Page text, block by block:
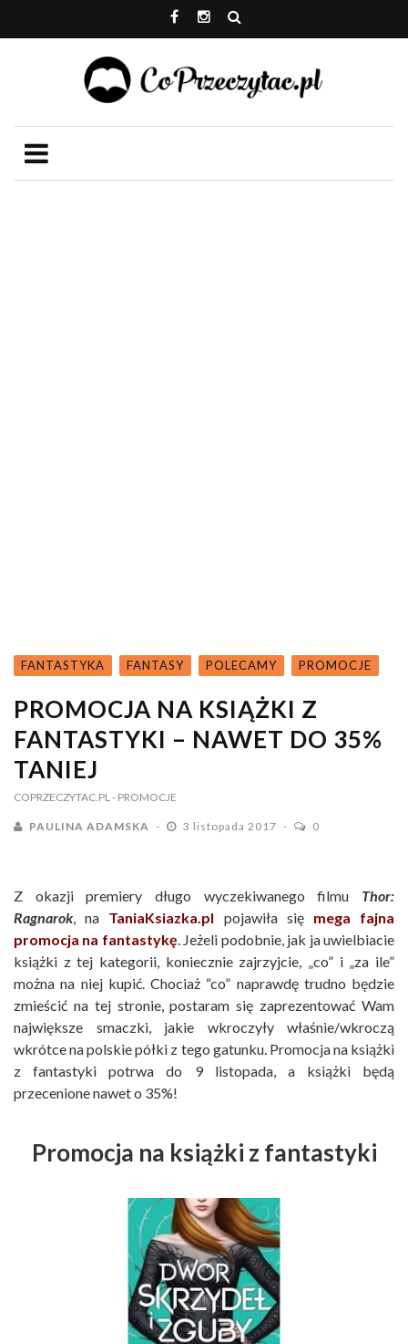
FANTASTYKA FANTASY POLECAMY PROMOCJE
PROMOCJA NA KSIĄŻKI Z
FANTASTYKI – NAWET DO 35%
TANIEJ
COPRZECZYTAC.PL - PROMOCJE
PAULINA ADAMSKA 3 listopada 2017 0
Z okazji premiery długo wyczekiwanego filmu Thor:
Ragnarok, na TaniaKsiazka.pl pojawiła się mega fajna
promocja na fantastykę. Jeżeli podobnie, jak ja uwielbiacie
książki z tej kategorii, koniecznie zajrzyjcie, „co” i „za ile”
można na niej kupić. Chociaż “co” naprawdę trudno będzie
zmieścić na tej stronie, postaram się zaprezentować Wam
największe smaczki, jakie wkroczyły właśnie/wkroczą
wkrótce na polskie półki z tego gatunku. Promocja na książki
z fantastyki potrwa do 9 listopada, a książki będą
przecenione nawet o 35%!
Promocja na książki z fantastyki